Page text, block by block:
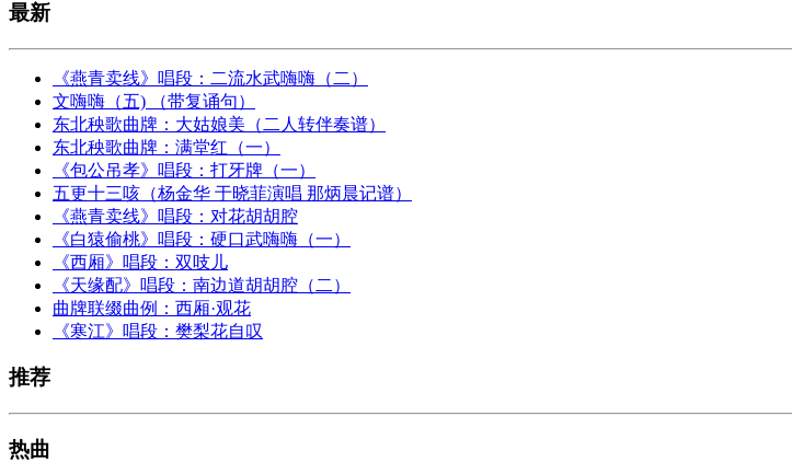
最新
《燕青卖线》唱段：二流水武嗨嗨（二）
文嗨嗨（五) （带复诵句）
东北秧歌曲牌：大姑娘美（二人转伴奏谱）
东北秧歌曲牌：满堂红（一）
《包公吊孝》唱段：打牙牌（一）
五更十三咳（杨金华 于晓菲演唱 那炳晨记谱）
《燕青卖线》唱段：对花胡胡腔
《白猿偷桃》唱段：硬口武嗨嗨（一）
《西厢》唱段：双吱儿
《天缘配》唱段：南边道胡胡腔（二）
曲牌联缀曲例：西厢·观花
《寒江》唱段：樊梨花自叹
推荐
热曲